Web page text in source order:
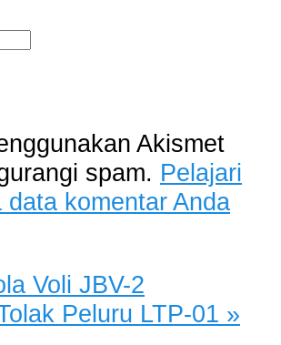
Akismet
spam. Pelajari
data komentar Anda
Voli JBV-2
Peluru LTP-01 »